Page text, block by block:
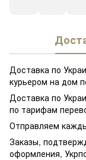
Доставка по
курьером на дом
Доставка по
по тарифам
Отправляем
Заказы,
оформления,